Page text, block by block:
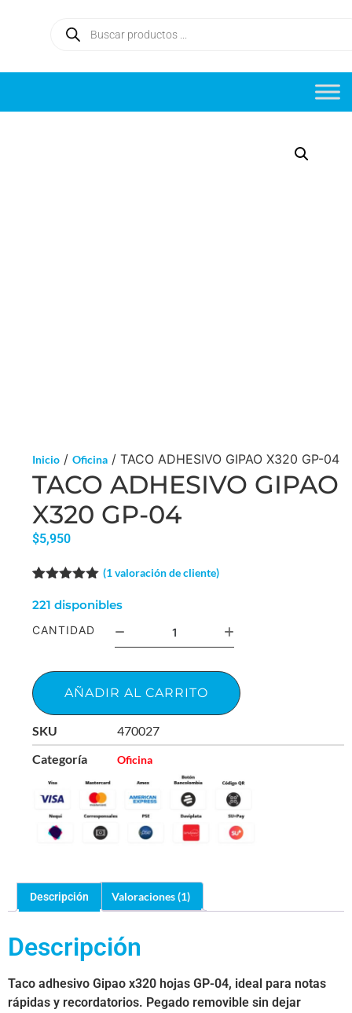
Inicio / Oficina / TACO ADHESIVO GIPAO X320 GP-04
TACO ADHESIVO GIPAO
X320 GP-04
$5,950
con5.00de
avaloración
(1valoración de cliente)
221 disponibles
CANTIDAD
AÑADIR AL CARRITO
SKU
470027
Categoría
Oficina
Descripción Valoraciones (1)
Descripción
Taco adhesivo Gipao x320 hojas GP-04, ideal para notas
rápidas y recordatorios. Pegado removible sin dejar